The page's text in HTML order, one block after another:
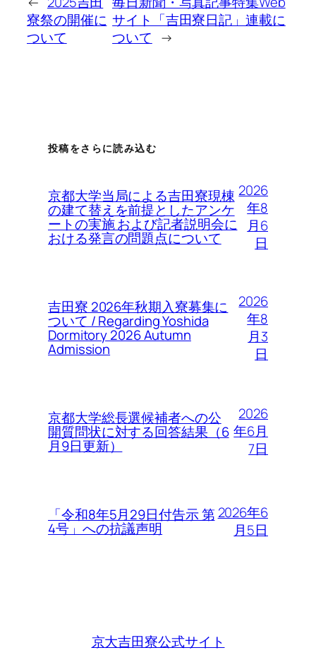
寮祭の開催に
ついて
サイト「吉田寮日記」連載に
ついて →
投稿をさらに読み込む
京都大学当局による吉田寮現棟
の建て替えを前提としたアンケ
ートの実施 および記者説明会に
おける発言の問題点について
2026
年8
月6
日
吉田寮 2026年秋期入寮募集に
ついて / Regarding Yoshida
Dormitory 2026 Autumn
Admission
2026
年8
月3
日
京都大学総長選候補者への公
開質問状に対する回答結果（6
月9日更新）
2026
年6月
7日
「令和8年5月29日付告示 第
4号」への抗議声明
2026年6
月5日
京大吉田寮公式サイト